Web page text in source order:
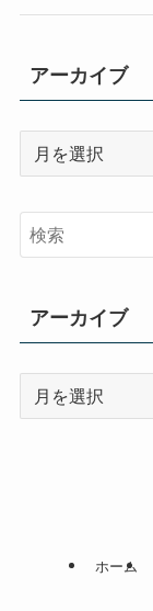
アーカイブ
イ
ブ
アーカイブ
ホーム